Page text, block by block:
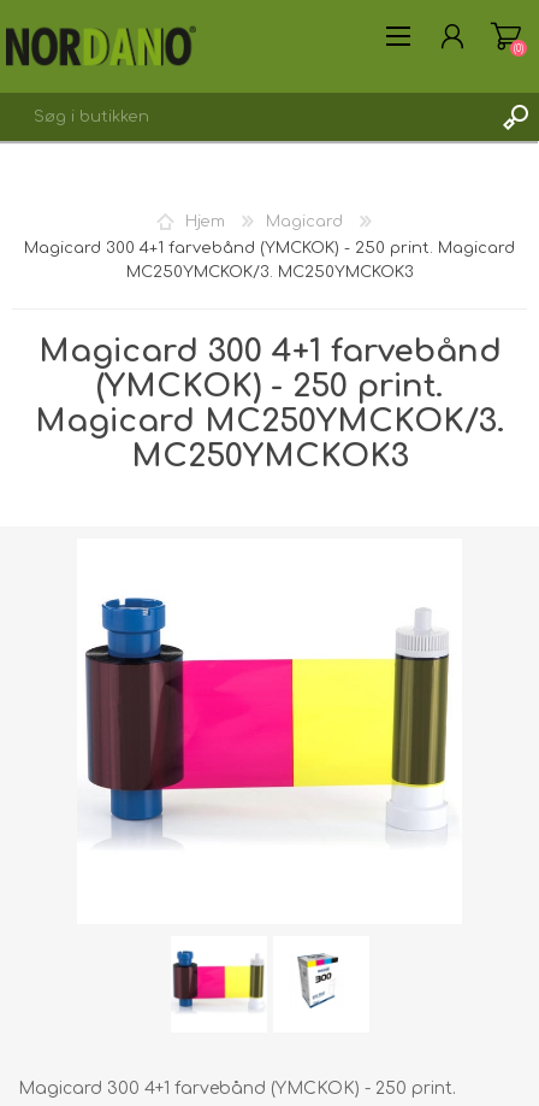
OPRET DIG SOM KUNDE
(0)
Hjem
Magicard
Magicard 300 4+1 farvebånd (YMCKOK) - 250 print. Magicard
MC250YMCKOK/3. MC250YMCKOK3
Magicard 300 4+1 farvebånd
(YMCKOK) - 250 print.
Magicard MC250YMCKOK/3.
MC250YMCKOK3
Magicard 300 4+1 farvebånd (YMCKOK) - 250 print.